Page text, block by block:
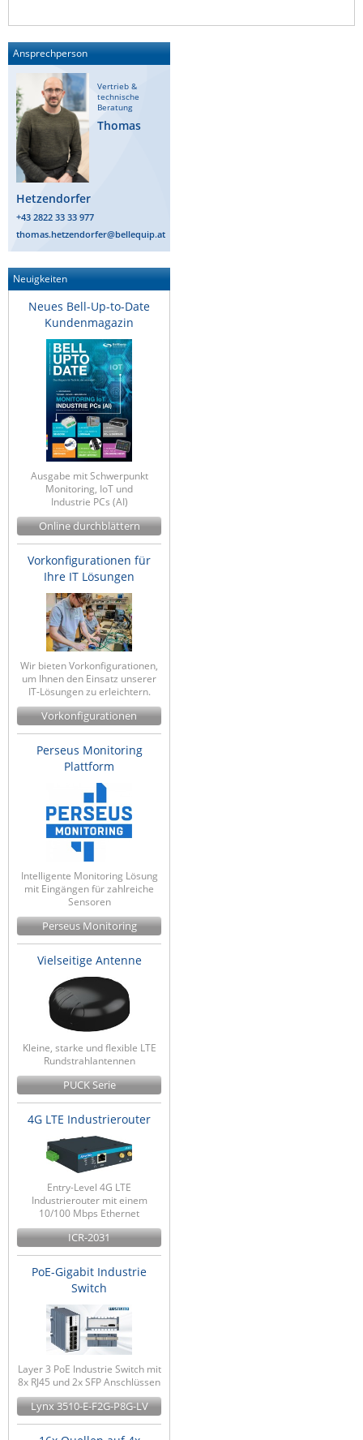
Riello UPS
Server Technology
Siretta
SIRIO Antenne
Sunbird
Tactical Software
TEKTELIC
Teltonika
Unwired Networks
Vision
WATTECO
Westermo
Yuasa
ZPE Systems
News zu unseren Herstellern
Ansprechperson
Vertrieb &
technische
Beratung
Thomas
Hetzendorfer
+43 2822 33 33 977
thomas.hetzendorfer@bellequip.at
Neuigkeiten
Neues Bell-Up-to-Date
Kundenmagazin
Ausgabe mit Schwerpunkt
Monitoring, IoT und
Industrie PCs (AI)
Online durchblättern
Vorkonfigurationen für
Ihre IT Lösungen
Wir bieten Vorkonfigurationen,
um Ihnen den Einsatz unserer
IT-Lösungen zu erleichtern.
Vorkonfigurationen
Perseus Monitoring
Plattform
Intelligente Monitoring Lösung
mit Eingängen für zahlreiche
Sensoren
Perseus Monitoring
Vielseitige Antenne
Kleine, starke und flexible LTE
Rundstrahlantennen
PUCK Serie
4G LTE Industrierouter
Entry-Level 4G LTE
Industrierouter mit einem
10/100 Mbps Ethernet
ICR-2031
PoE-Gigabit Industrie
Switch
Layer 3 PoE Industrie Switch mit
8x RJ45 und 2x SFP Anschlüssen
Lynx 3510-E-F2G-P8G-LV